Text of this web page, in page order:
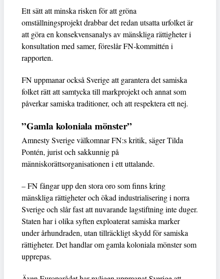
Ett sätt att minska risken för att gröna
omställningsprojekt drabbar det redan utsatta urfolket är
att göra en konsekvensanalys av mänskliga rättigheter i
konsultation med samer, föreslår FN-kommittén i
rapporten.
FN uppmanar också Sverige att garantera det samiska
folket rätt att samtycka till markprojekt och annat som
påverkar samiska traditioner, och att respektera ett nej.
”Gamla koloniala mönster”
Amnesty Sverige välkomnar FN:s kritik, säger Tilda
Pontén, jurist och sakkunnig på
människorättsorganisationen i ett uttalande.
– FN fångar upp den stora oro som finns kring
mänskliga rättigheter och ökad industrialisering i norra
Sverige och slår fast att nuvarande lagstiftning inte duger.
Staten har i olika syften exploaterat samiska marker
under århundraden, utan tillräckligt skydd för samiska
rättigheter. Det handlar om gamla koloniala mönster som
upprepas.